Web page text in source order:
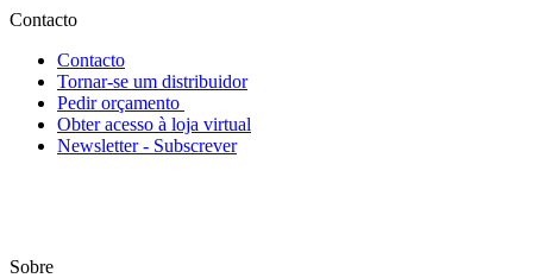
Contacto
Contacto
Tornar-se um distribuidor
Pedir orçamento
Obter acesso à loja virtual
Newsletter - Subscrever
Sobre